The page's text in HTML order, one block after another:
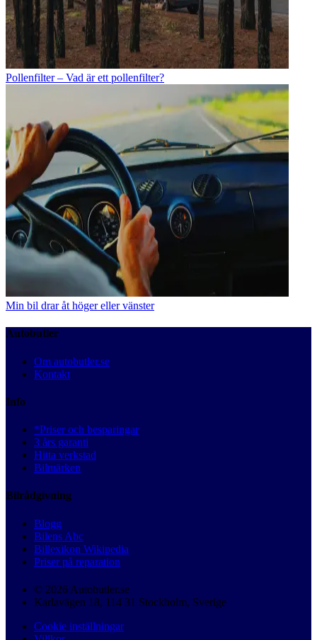
Pollenfilter – Vad är ett pollenfilter?
Min bil drar åt höger eller vänster
Autobutler
Om autobutler.se
Kontakt
Info
*Priser och besparingar
3 års garanti
Hitta verkstad
Bilmärken
Bilrådgivning
Blogg
Bilens Abc
Billexikon Wikipedia
Priser på reparation
© 2026 Autobutler.se
Karlavägen 18, 114 31 Stockholm, Sverige
Cookie inställningar